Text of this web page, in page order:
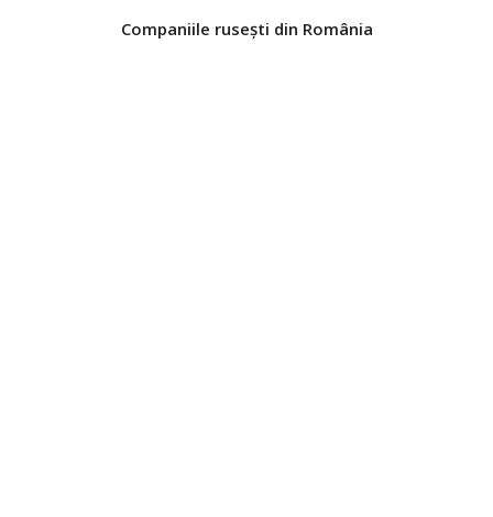
Companiile ruseşti din România